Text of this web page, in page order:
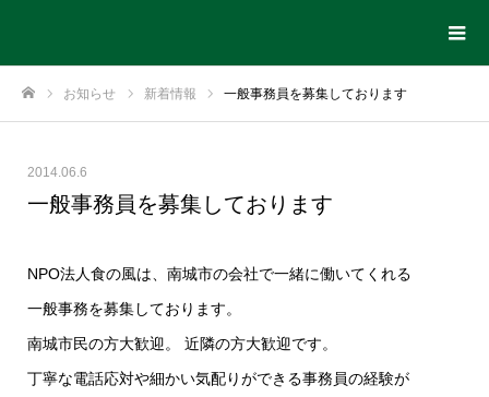
お知らせ 新着情報 一般事務員を募集しております
2014.06.6
一般事務員を募集しております
NPO法人食の風は、南城市の会社で一緒に働いてくれる
一般事務を募集しております。
南城市民の方大歓迎。 近隣の方大歓迎です。
丁寧な電話応対や細かい気配りができる事務員の経験が